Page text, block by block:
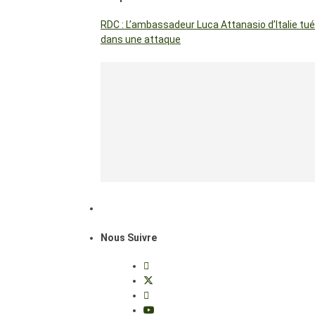
RDC : L’ambassadeur Luca Attanasio d’Italie tué
dans une attaque
Nous Suivre